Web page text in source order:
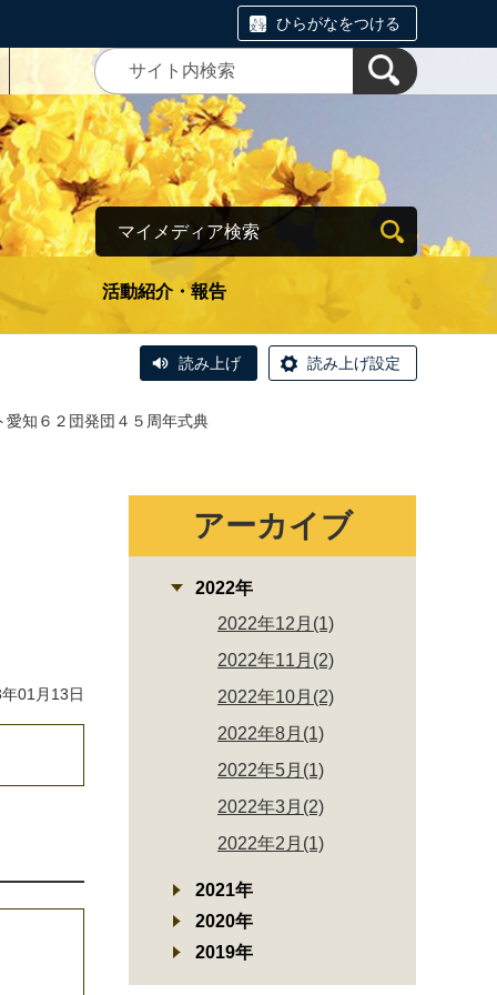
ひらがなをつける
活動紹介・報告
マイメディア検索
読み上げ 読み上げ設定
愛知６２団発団４５周年式典
01月13日
アーカイブ
2022年
2022年12月(1)
2022年11月(2)
2022年10月(2)
2022年8月(1)
2022年5月(1)
2022年3月(2)
2022年2月(1)
2021年
2020年
2019年